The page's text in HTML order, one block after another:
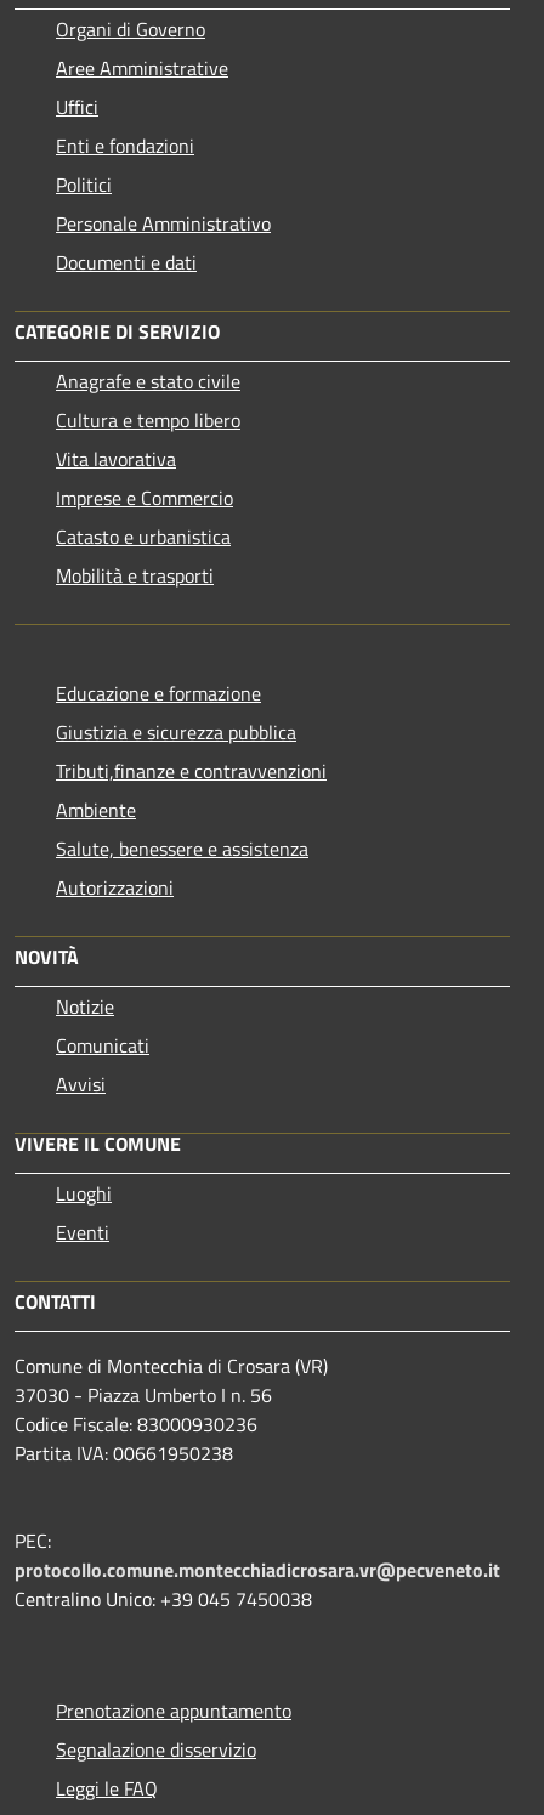
Organi di Governo
Aree Amministrative
Uffici
Enti e fondazioni
Politici
Personale Amministrativo
Documenti e dati
CATEGORIE DI SERVIZIO
Anagrafe e stato civile
Cultura e tempo libero
Vita lavorativa
Imprese e Commercio
Catasto e urbanistica
Mobilità e trasporti
Educazione e formazione
Giustizia e sicurezza pubblica
Tributi,finanze e contravvenzioni
Ambiente
Salute, benessere e assistenza
Autorizzazioni
NOVITÀ
Notizie
Comunicati
Avvisi
VIVERE IL COMUNE
Luoghi
Eventi
CONTATTI
Comune di Montecchia di Crosara (VR)
37030 - Piazza Umberto I n. 56
Codice Fiscale: 83000930236
Partita IVA: 00661950238
PEC:
protocollo.comune.montecchiadicrosara.vr@pecveneto.it
Centralino Unico: +39 045 7450038
Prenotazione appuntamento
Segnalazione disservizio
Leggi le FAQ